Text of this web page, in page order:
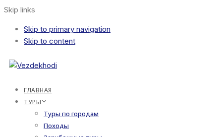
Skip links
Skip to primary navigation
Skip to content
ГЛАВНАЯ
ТУРЫ
Туры по городам
Походы